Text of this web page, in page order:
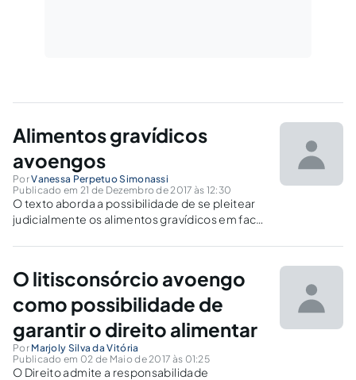
Alimentos gravídicos
avoengos
PorVanessa Perpetuo Simonassi
Publicado em 21 de Dezembro de 2017 às 12:30
O texto aborda a possibilidade de se pleitear
judicialmente os alimentos gravídicos em face
O litisconsórcio avoengo
como possibilidade de
garantir o direito alimentar
Por Marjoly Silva da Vitória
Publicado em 02 de Maio de 2017 às 01:25
O Direito admite a responsabilidade